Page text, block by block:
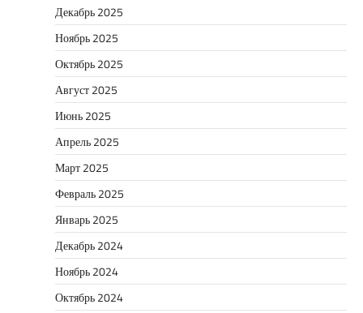
Декабрь 2025
Ноябрь 2025
Октябрь 2025
Август 2025
Июнь 2025
Апрель 2025
Март 2025
Февраль 2025
Январь 2025
Декабрь 2024
Ноябрь 2024
Октябрь 2024